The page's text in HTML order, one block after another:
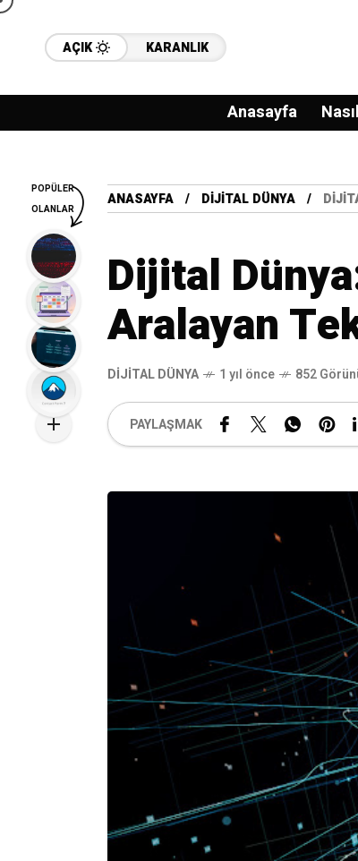
AÇIK KARANLIK
Anasayfa
ANASAYFA DIJITAL DÜNYA
Dijital
Aralayan
DIJITAL DÜNYA 1 yıl önce 852
PAYLAŞMAK
POPÜLER
OLANLAR